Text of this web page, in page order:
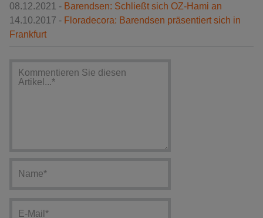
08.12.2021 - Barendsen: Schließt sich OZ-Hami an
14.10.2017 - Floradecora: Barendsen präsentiert sich in
Frankfurt